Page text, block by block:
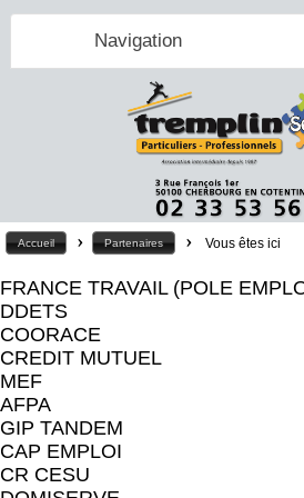
Navigation
Accueil > Partenaires > Vous êtes ici
FRANCE TRAVAIL (POLE
DDETS
COORACE
CREDIT MUTUEL
MEF
AFPA
GIP TANDEM
CAP EMPLOI
CR CESU